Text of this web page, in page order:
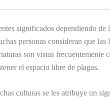
significados dependiendo de
personas consideran que las
son vistas frecuentemente
el espacio libre de plagas.
culturas se les atribuye un